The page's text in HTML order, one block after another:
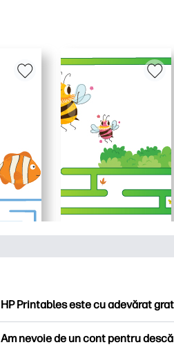
HP Printables este cu adevărat
Am nevoie de un cont pentru